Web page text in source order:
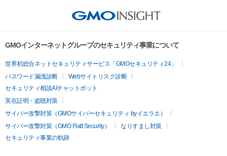
GMOインターネットグループのセキュリティ事業について
世界初総合ネットセキュリティサービス「GMOセキュリティ24」
パスワード漏洩診断
Webサイトリスク診断
セキュリティ相談AIチャットボット
実在証明・盗聴対策
サイバー攻撃対策（GMOサイバーセキュリティ byイエラエ）
サイバー攻撃対策（GMO Flatt Security）
なりすまし対策
セキュリティ事業の軌跡